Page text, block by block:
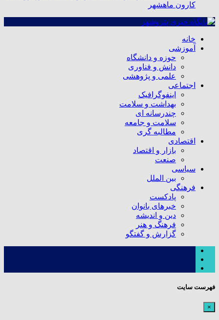
کارون ماهشهر
خانه
آموزشی
حوزه و دانشگاه
دانش و فناوری
علمی و پژوهشی
اجتماعی
اینفوگرافیک
بهداشت و سلامت
چندرسانه ای
سلامت و جامعه
مطالبه گری
اقتصادی
بازار و اقتصاد
صنعت
سیاسی
بین الملل
فرهنگی
پادکست
خبرهای بانوان
دین و اندیشه
فرهنگ و هنر
گزارش و گفتگو
فهرست سایت
×